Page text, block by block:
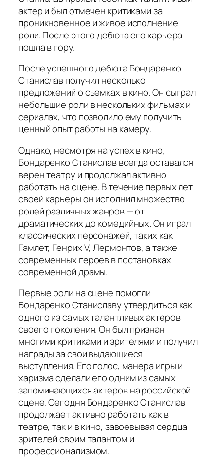
актер и был отмечен критиками за
проникновенное и живое исполнение
роли. После этого дебюта его карьера
пошла в гору.
После успешного дебюта Бондаренко
Станислав получил несколько
предложений о съемках в кино. Он сыграл
небольшие роли в нескольких фильмах и
сериалах, что позволило ему получить
ценный опыт работы на камеру.
Однако, несмотря на успех в кино,
Бондаренко Станислав всегда оставался
верен театру и продолжал активно
работать на сцене. В течение первых лет
своей карьеры он исполнил множество
ролей различных жанров — от
драматических до комедийных. Он играл
классических персонажей, таких как
Гамлет, Генрих V, Лермонтов, а также
современных героев в постановках
современной драмы.
Первые роли на сцене помогли
Бондаренко Станиславу утвердиться как
одного из самых талантливых актеров
своего поколения. Он был признан
многими критиками и зрителями и получил
награды за свои выдающиеся
выступления. Его голос, манера игры и
харизма сделали его одним из самых
запоминающихся актеров на российской
сцене. Сегодня Бондаренко Станислав
продолжает активно работать как в
театре, так и в кино, завоевывая сердца
зрителей своим талантом и
профессионализмом.